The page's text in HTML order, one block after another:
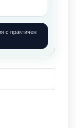
с практичен